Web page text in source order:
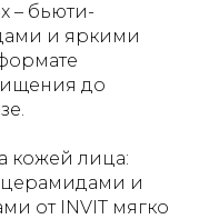
– бьюти-
и яркими
до
кожей лица:
церамидами и
от INVIT мягко